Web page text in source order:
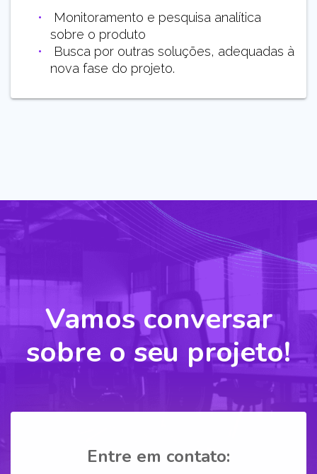
Monitoramento e pesquisa analítica
sobre o produto
Busca por outras soluções, adequadas à
nova fase do projeto.
Vamos conversar
sobre o seu projeto!
Entre em contato: